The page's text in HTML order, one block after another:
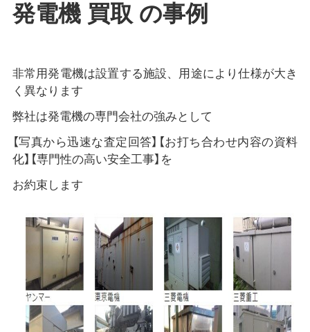
発電機 買取 の事例
非常用発電機は設置する施設、用途により仕様が大き
く異なります
弊社は発電機の専門会社の強みとして
【写真から迅速な査定回答】【お打ち合わせ内容の資料
化】【専門性の高い安全工事】を
お約束します